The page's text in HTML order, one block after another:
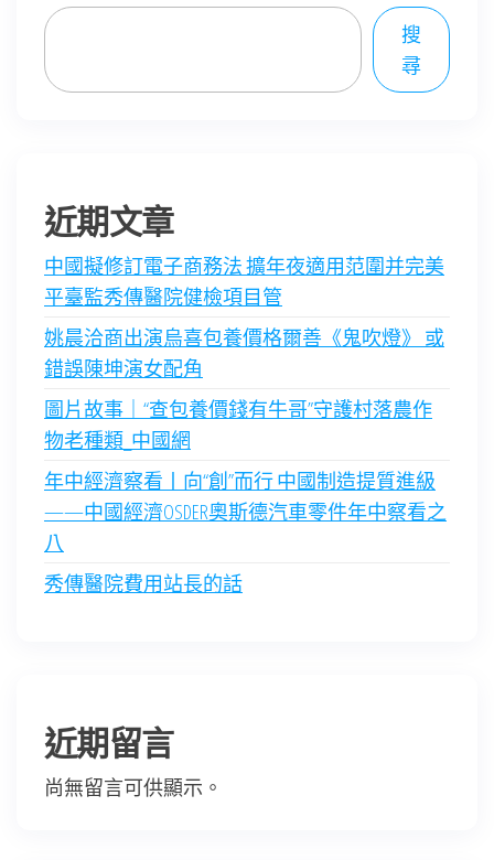
搜
尋
近期文章
中國擬修訂電子商務法 擴年夜適用范圍并完美
平臺監秀傳醫院健檢項目管
姚晨洽商出演烏喜包養價格爾善《鬼吹燈》 或
錯誤陳坤演女配角
圖片故事｜“查包養價錢有牛哥”守護村落農作
物老種類_中國網
年中經濟察看丨向“創”而行 中國制造提質進級
——中國經濟OSDER奧斯德汽車零件年中察看之
八
秀傳醫院費用站長的話
近期留言
尚無留言可供顯示。